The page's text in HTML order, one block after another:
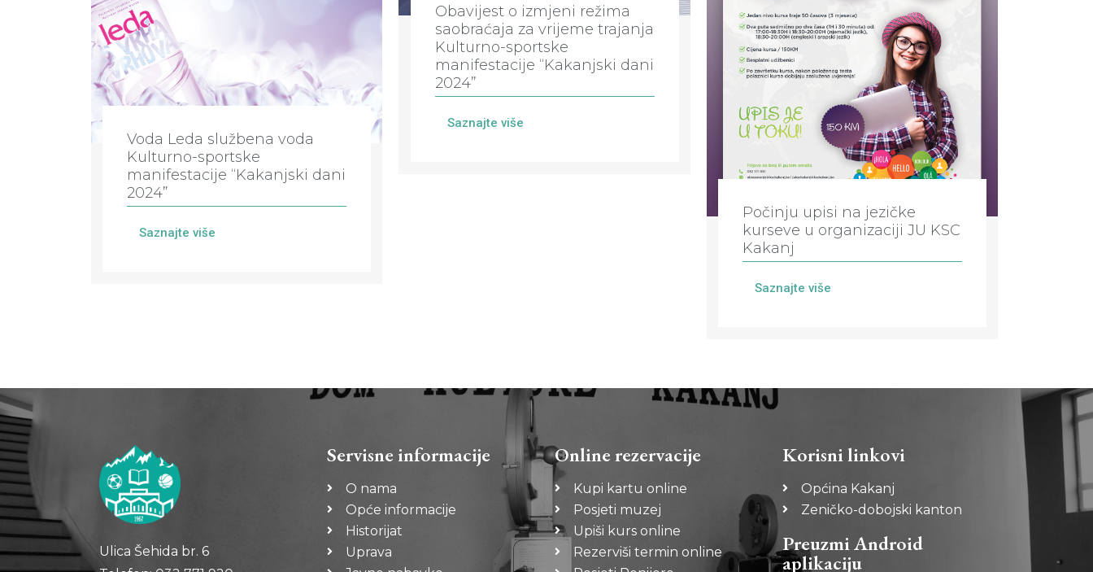
Voda Leda službena voda
Kulturno-sportske
manifestacije “Kakanjski dani
2024”
Saznajte više
Obavijest o izmjeni režima
saobraćaja za vrijeme trajanja
Kulturno-sportske
manifestacije “Kakanjski dani
2024”
Saznajte više
Počinju upisi na jezičke
kurseve u organizaciji JU KSC
Kakanj
Saznajte više
Ulica Šehida br. 6
Servisne informacije
O nama
Opće informacije
Historijat
Uprava
Online rezervacije
Kupi kartu online
Posjeti muzej
Upiši kurs online
Rezerviši termin online
Korisni linkovi
Općina Kakanj
Zeničko-dobojski kanton
Preuzmi Android
aplikaciju